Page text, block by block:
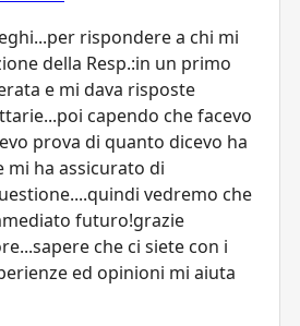
rispondere a chi mi
della Resp.:in un primo
e mi dava risposte
capendo che facevo
prova di quanto dicevo ha
mi ha assicurato di
vedremo che
futuro!grazie
che ci siete con i
ed opinioni mi aiuta